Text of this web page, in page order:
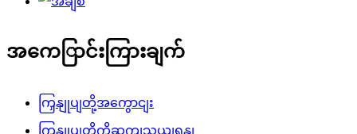
အကေြာင်းကြားချက်
ကြှနျုပျတို့အကွောငျး
ကြှနျုပျတို့ကိုဆကျသှယျရနျ